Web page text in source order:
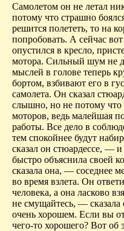
Самолетом он не летал
потому что страшно
решится полететь, то на
попробовать. А сейчас
опустился в кресло,
мотора. Сильный шум не
мыслей в голове теперь
бортом, взбивают его в
самолета. Он сказал
слышно, но не потому
моторов, ведь малейшая
работы. Все дело в
тем спокойнее будут
сказал он стюардессе, —
быстро объяснила своей
сказала она, — соседнее
во время взлета. Он
человека, а она ласково
не смущайтесь, — сказала
очень хорошем. Если вы
чего-то хорошего? Вот об